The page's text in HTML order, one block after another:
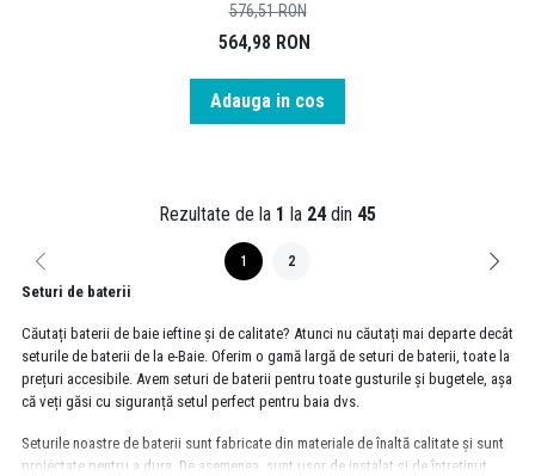
564,98 RON
576,51RON
Adauga in cos
Rezultate de la 1 la 24din 45
1 2
Seturi de baterii
Căutați baterii de baie ieftine și de calitate? Atunci nu căutați mai departe decât
seturile de baterii de la e-Baie. Oferim o gamă largă de seturi de baterii, toate la
prețuri accesibile. Avem seturi de baterii pentru toate gusturile și bugetele, așa
că veți găsi cu siguranță setul perfect pentru baia dvs.
Seturile noastre de baterii sunt fabricate din materiale de înaltă calitate și sunt
proiectate pentru a dura. De asemenea, sunt ușor de instalat și de întreținut,